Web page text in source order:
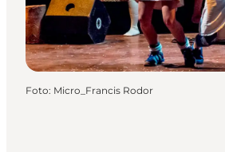
Foto: Micro_Francis Rodor